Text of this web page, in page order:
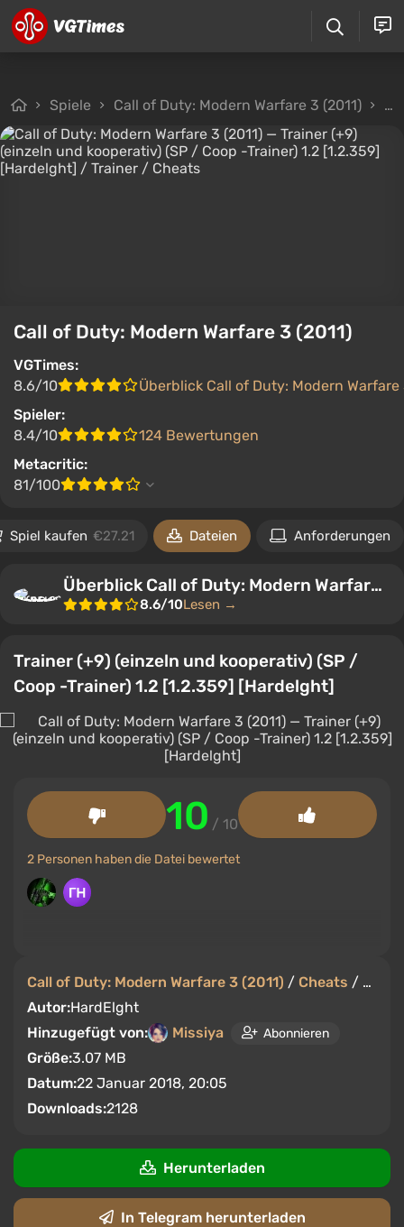
Spiele Call of Duty: Modern Warfare 3 (2011)
Call of Duty: Modern Warfare 3 (2011)
VGTimes:
8.6/10
Überblick Call of Duty: Modern Warfare
Spieler:
8.4/10
124 Bewertungen
Metacritic:
81/100
Spiel kaufen €27.21 Dateien Anforderungen
Überblick Call of Duty: Modern Warfare 3 (2011)
8.6/10Lesen →
Trainer (+9) (einzeln und kooperativ) (SP /
Coop -Trainer) 1.2 [1.2.359] [Hardelght]
Call of Duty: Modern Warfare 3 (2011) / Cheats /
Autor:HardElght
Hinzugefügt von:
Missiya Abonnieren
Größe:3.07 MB
Datum:22 Januar 2018, 20:05
Downloads:2128
10 / 10
2 Personen haben die Datei bewertet
Herunterladen
In Telegram herunterladen